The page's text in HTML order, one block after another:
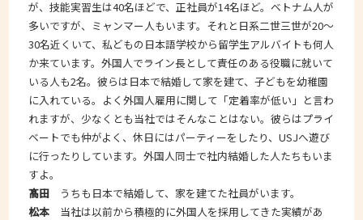
が、技能実習生は40名ほどで、正社員が14名ほど。ベトナム人が
多いですが、ミャンマー人もいます。それと日系二世三世が20～
30名近くいて、私どもの日本語学校から留学生アルバイトも何人
か来ています。外国人でライン長として責任のある役職に就いて
いる人も2名。彼らは日本で結婚して家を建て、子どもを幼稚園
に入れている。よく外国人雇用に関して「定着率が低い」と言わ
れますが、少なくとも当社ではそんなことはない。彼らはプライ
ベートでも仲がよく、休日にはパーティーをしたり、USJへ遊び
に行ったりしています。外国人同士で社内結婚した人たちもいま
すよ。
髙田 うちも日本で結婚して、家を建てた社員がいます。
松本 当社は以前から積極的に外国人を採用してきた実績があ